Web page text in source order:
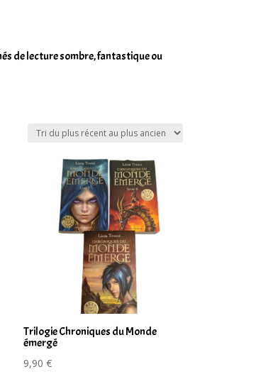
de lecture sombre, fantastique ou
Trilogie Chroniques du Monde
émergé
9,90€